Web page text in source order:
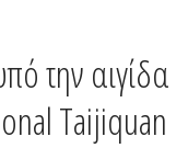
την αιγίδα
Taijiquan